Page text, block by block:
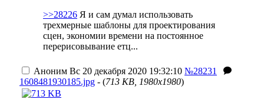
>>28226 Я и сам думал использовать
трехмерные шаблоны для проектирования
сцен, экономии времени на постоянное
перерисовывание етц...
Аноним Вс 20 декабря 2020 19:32:10 №28231
1608481930185.jpg - (713 KB, 1980x1980)